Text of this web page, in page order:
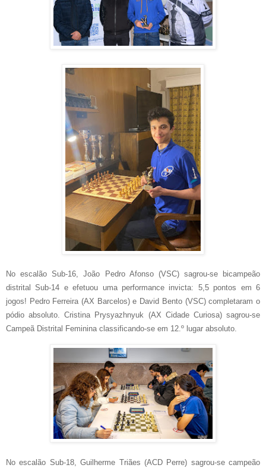
No escalão Sub-16, João Pedro Afonso (VSC) sagrou-se bicampeão
distrital Sub-14 e efetuou uma performance invicta: 5,5 pontos em 6
jogos! Pedro Ferreira (AX Barcelos) e David Bento (VSC) completaram o
pódio absoluto. Cristina Prysyazhnyuk (AX Cidade Curiosa) sagrou-se
Campeã Distrital Feminina classificando-se em 12.º lugar absoluto.
No escalão Sub-18, Guilherme Triães (ACD Perre) sagrou-se campeão